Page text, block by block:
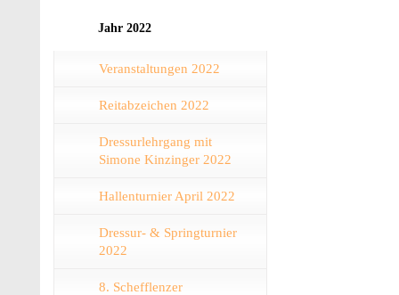
Jahr 2022
Veranstaltungen 2022
Reitabzeichen 2022
Dressurlehrgang mit
Simone Kinzinger 2022
Hallenturnier April 2022
Dressur- & Springturnier
2022
8. Schefflenzer